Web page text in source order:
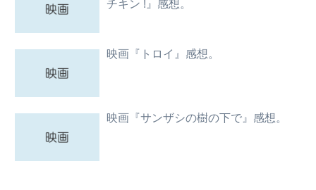
チキン !』感想。
映画『トロイ』感想。
映画『サンザシの樹の下で』感想。